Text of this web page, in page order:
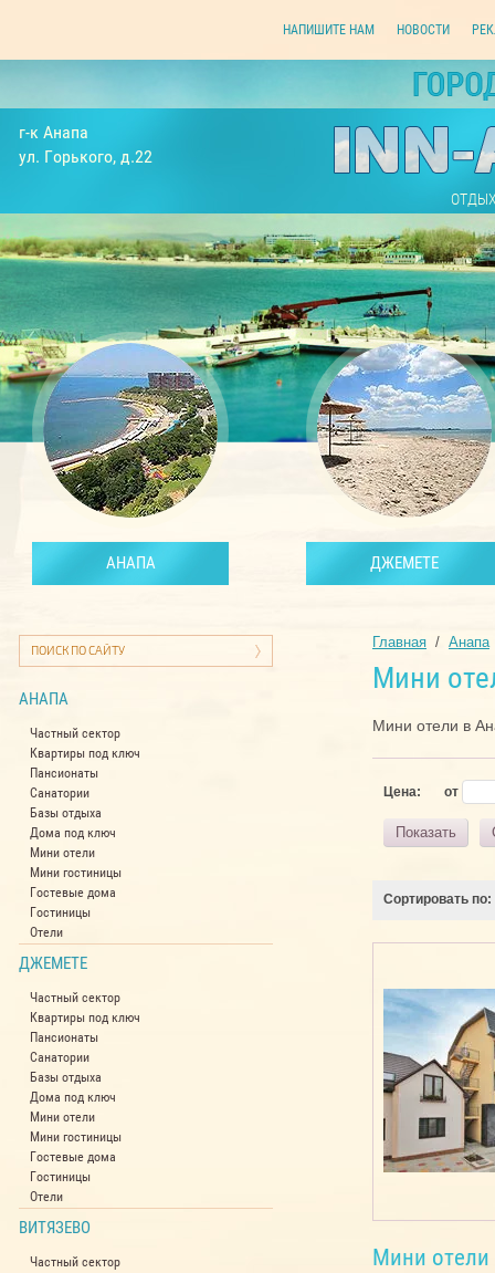
НАПИШИТЕ НАМ НОВОСТИ
г-к Анапа
ул. Горького, д.22
АНАПА ДЖЕМЕТЕ
АНАПА
Частный сектор
Квартиры под ключ
Пансионаты
Санатории
Базы отдыха
Дома под ключ
Мини отели
Мини гостиницы
Гостевые дома
Гостиницы
Отели
ДЖЕМЕТЕ
Частный сектор
Квартиры под ключ
Пансионаты
Санатории
Базы отдыха
Дома под ключ
Мини отели
Мини гостиницы
Гостевые дома
Гостиницы
Отели
ВИТЯЗЕВО
Частный сектор
Главная
  /
Анапа
Мини
Мини отели в
Цена: от
Показать
Сортировать по:
Мини